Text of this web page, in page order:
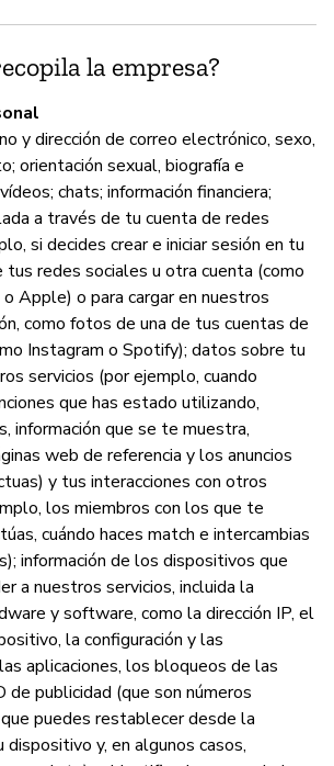
la empresa?
y dirección de correo electrónico, sexo,
orientación sexual, biografía e
chats; información financiera;
a través de tu cuenta de redes
si decides crear e iniciar sesión en tu
tus redes sociales u otra cuenta (como
Apple) o para cargar en nuestros
como fotos de una de tus cuentas de
Instagram o Spotify); datos sobre tu
servicios (por ejemplo, cuando
que has estado utilizando,
información que se te muestra,
web de referencia y los anuncios
y tus interacciones con otros
los miembros con los que te
cuándo haces match e intercambias
información de los dispositivos que
a nuestros servicios, incluida la
y software, como la dirección IP, el
la configuración y las
aplicaciones, los bloqueos de las
de publicidad (que son números
puedes restablecer desde la
dispositivo y, en algunos casos,